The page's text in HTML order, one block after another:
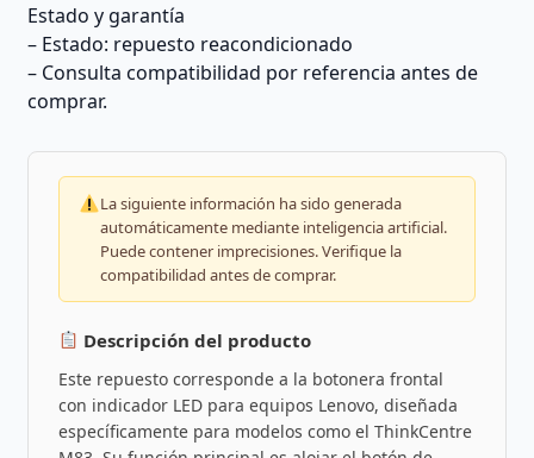
Estado y garantía
– Estado: repuesto reacondicionado
– Consulta compatibilidad por referencia antes de
comprar.
La siguiente información ha sido generada
automáticamente mediante inteligencia artificial.
Puede contener imprecisiones. Verifique la
compatibilidad antes de comprar.
Descripción del producto
Este repuesto corresponde a la botonera frontal
con indicador LED para equipos Lenovo, diseñada
específicamente para modelos como el ThinkCentre